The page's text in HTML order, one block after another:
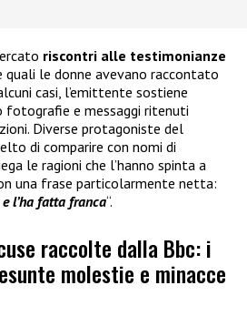
riscontri alle testimonianze
le donne avevano raccontato
casi, l’emittente sostiene
fotografie e messaggi ritenuti
Diverse protagoniste del
di comparire con nomi di
le ragioni che l’hanno spinta a
una frase particolarmente netta:
l’ha fatta franca“.
raccolte dalla Bbc: i
molestie e minacce